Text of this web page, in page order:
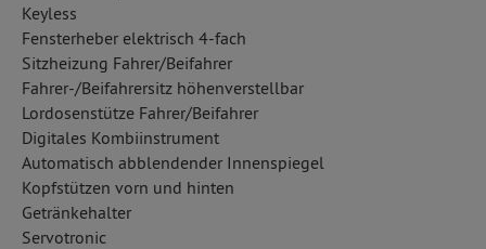
Keyless
Fensterheber elektrisch 4-fach
Sitzheizung Fahrer/Beifahrer
Fahrer-/Beifahrersitz höhenverstellbar
Lordosenstütze Fahrer/Beifahrer
Digitales Kombiinstrument
Automatisch abblendender Innenspiegel
Kopfstützen vorn und hinten
Getränkehalter
Servotronic